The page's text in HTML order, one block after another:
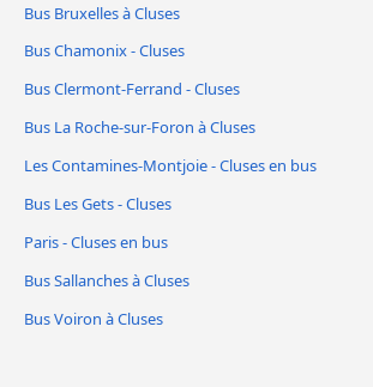
Bus Bruxelles à Cluses
Bus Chamonix - Cluses
Bus Clermont-Ferrand - Cluses
Bus La Roche-sur-Foron à Cluses
Les Contamines-Montjoie - Cluses en bus
Bus Les Gets - Cluses
Paris - Cluses en bus
Bus Sallanches à Cluses
Bus Voiron à Cluses